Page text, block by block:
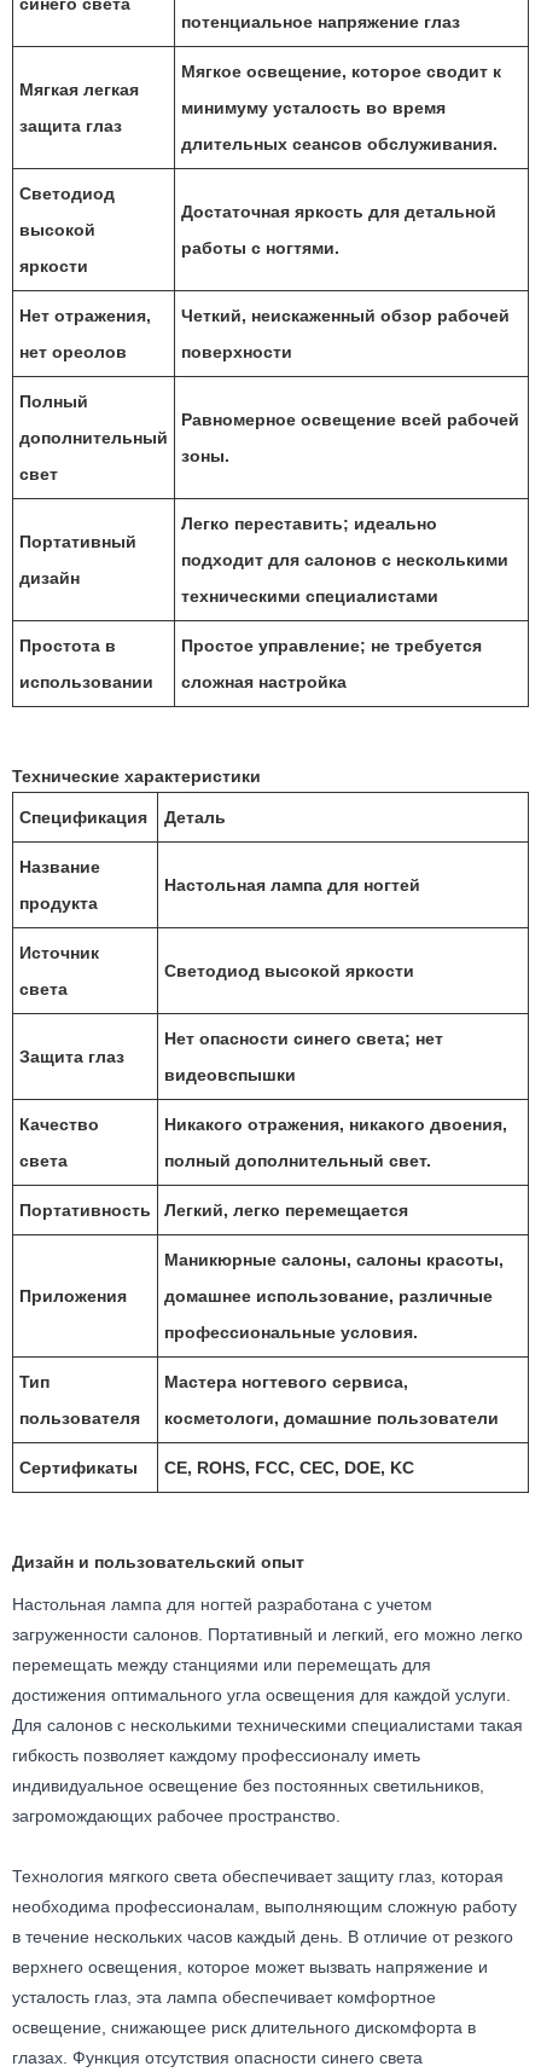
потенциальное напряжение глаз
Мягкая легкая
защита глаз
Мягкое освещение, которое сводит к
минимуму усталость во время
длительных сеансов обслуживания.
Светодиод
высокой
яркости
Достаточная яркость для детальной
работы с ногтями.
Нет отражения,
нет ореолов
Четкий, неискаженный обзор рабочей
поверхности
Полный
дополнительный
свет
Равномерное освещение всей рабочей
зоны.
Портативный
дизайн
Легко переставить; идеально
подходит для салонов с несколькими
техническими специалистами
Простота в
использовании
Простое управление; не требуется
сложная настройка
Технические характеристики
Спецификация Деталь
Название
продукта
Настольная лампа для ногтей
Источник
света
Светодиод высокой яркости
Защита глаз
Нет опасности синего света; нет
видеовспышки
Качество
света
Никакого отражения, никакого двоения,
полный дополнительный свет.
Портативность Легкий, легко перемещается
Приложения
Маникюрные салоны, салоны красоты,
домашнее использование, различные
профессиональные условия.
Тип
пользователя
Мастера ногтевого сервиса,
косметологи, домашние пользователи
Сертификаты CE, ROHS, FCC, CEC, DOE, KC
Дизайн и пользовательский опыт
Настольная лампа для ногтей разработана с учетом
загруженности салонов. Портативный и легкий, его можно легко
перемещать между станциями или перемещать для
достижения оптимального угла освещения для каждой услуги.
Для салонов с несколькими техническими специалистами такая
гибкость позволяет каждому профессионалу иметь
индивидуальное освещение без постоянных светильников,
загромождающих рабочее пространство.
Технология мягкого света обеспечивает защиту глаз, которая
необходима профессионалам, выполняющим сложную работу
в течение нескольких часов каждый день. В отличие от резкого
верхнего освещения, которое может вызвать напряжение и
усталость глаз, эта лампа обеспечивает комфортное
освещение, снижающее риск длительного дискомфорта в
глазах. Функция отсутствия опасности синего света